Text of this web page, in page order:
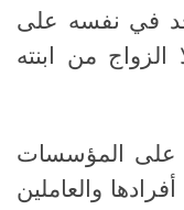
في نفسه على
الزواج من ابنته
على المؤسسات
والعاملين